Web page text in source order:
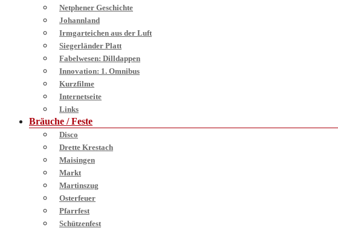
Netphener Geschichte
Johannland
Irmgarteichen aus der Luft
Siegerländer Platt
Fabelwesen: Dilldappen
Innovation: 1. Omnibus
Kurzfilme
Internetseite
Links
Bräuche / Feste
Disco
Drette Krestach
Maisingen
Markt
Martinszug
Osterfeuer
Pfarrfest
Schützenfest